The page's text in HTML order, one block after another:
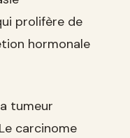
prolifère de
hormonale
tumeur
carcinome